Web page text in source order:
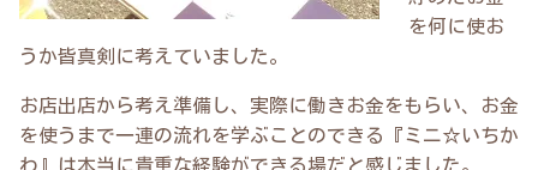
を何に使お
うか皆真剣に考えていました。
お店出店から考え準備し、実際に働きお金をもらい、お金
を使うまで一連の流れを学ぶことのできる『ミニ☆いちか
わ』は本当に貴重な経験ができる場だと感じました。